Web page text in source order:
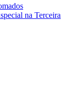
na Terceira